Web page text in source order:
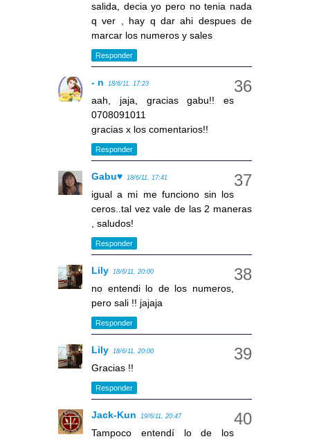
salida, decia yo pero no tenia nada
q ver , hay q dar ahi despues de
marcar los numeros y sales
Responder
- n 18/6/11, 17:23
aah, jaja, gracias gabu!! es
0708091011
gracias x los comentarios!!
Responder
Gabu♥ 18/6/11, 17:41
igual a mi me funciono sin los
ceros..tal vez vale de las 2 maneras
, saludos!
Responder
Lily 18/6/11, 20:00
no entendi lo de los numeros,
pero sali !! jajaja
Responder
Lily 18/6/11, 20:00
Gracias !!
Responder
Jack-Kun 19/6/11, 20:47
Tampoco entendí lo de los